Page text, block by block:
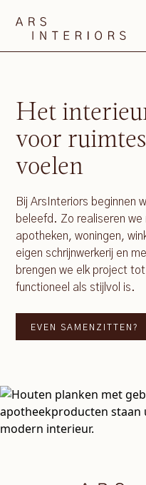
Het
voor
voelen
Bij ArsInteriors beginnen
beleefd. Zo realiseren we
apotheken, woningen,
eigen schrijnwerkerij en
brengen we elk project
functioneel als stijlvol is.
EVEN SAMENZITTEN?